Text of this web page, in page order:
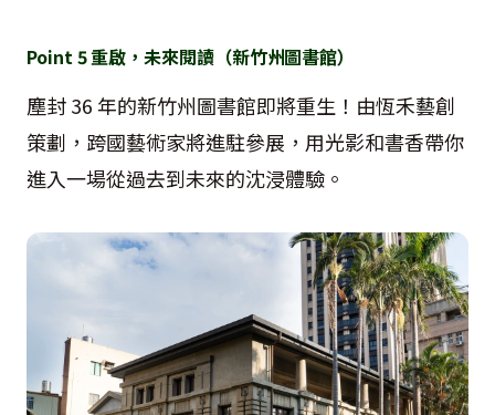
Point 5重啟，未來閱讀（新竹州圖書館）
塵封36年的新竹州圖書館即將重生！由恆禾藝創
策劃，跨國藝術家將進駐參展，用光影和書香帶你
進入一場從過去到未來的沈浸體驗。